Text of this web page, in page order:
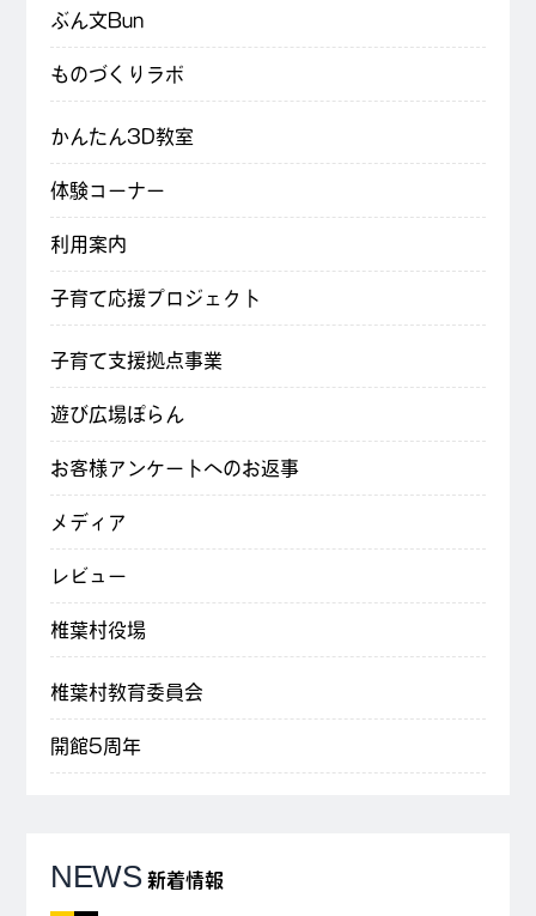
ぶん文Bun
ものづくりラボ
かんたん3D教室
体験コーナー
利用案内
子育て応援プロジェクト
子育て支援拠点事業
遊び広場ぽらん
お客様アンケートへのお返事
メディア
レビュー
椎葉村役場
椎葉村教育委員会
開館5周年
NEWS 新着情報